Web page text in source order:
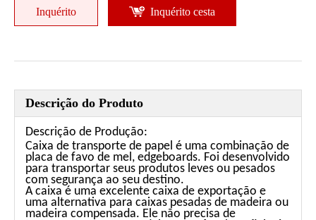
Inquérito Inquérito cesta
Descrição do Produto
Descrição de Produção:
Caixa de transporte de papel é uma combinação de
placa de favo de mel, edgeboards. Foi desenvolvido
para transportar seus produtos leves ou pesados ​​
com segurança ao seu destino.
A caixa é uma excelente caixa de exportação e
uma alternativa para caixas pesadas de madeira ou
madeira compensada. Ele não precisa de